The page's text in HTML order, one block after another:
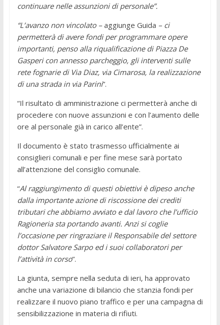
continuare nelle assunzioni di personale”.
“L’avanzo non vincolato – aggiunge Guida – ci
permetterà di avere fondi per programmare opere
importanti, penso alla riqualificazione di Piazza De
Gasperi con annesso parcheggio, gli interventi sulle
rete fognarie di Via Diaz, via Cimarosa, la realizzazione
di una strada in via Parini”.
“Il risultato di amministrazione ci permetterà anche di
procedere con nuove assunzioni e con l’aumento delle
ore al personale già in carico all’ente”.
Il documento è stato trasmesso ufficialmente ai
consiglieri comunali e per fine mese sarà portato
all’attenzione del consiglio comunale.
“Al raggiungimento di questi obiettivi è dipeso anche
dalla importante azione di riscossione dei crediti
tributari che abbiamo avviato e dal lavoro che l’ufficio
Ragioneria sta portando avanti. Anzi si coglie
l’occasione per ringraziare il Responsabile del settore
dottor Salvatore Sarpo ed i suoi collaboratori per
l’attività in corso”.
La giunta, sempre nella seduta di ieri, ha approvato
anche una variazione di bilancio che stanzia fondi per
realizzare il nuovo piano traffico e per una campagna di
sensibilizzazione in materia di rifiuti.